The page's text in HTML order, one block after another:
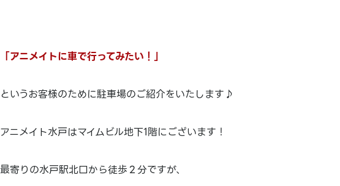
「アニメイトに車で行ってみたい！」
というお客様のために駐車場のご紹介をいたします♪
アニメイト水戸はマイムビル地下1階にございます！
最寄りの水戸駅北口から徒歩２分ですが、